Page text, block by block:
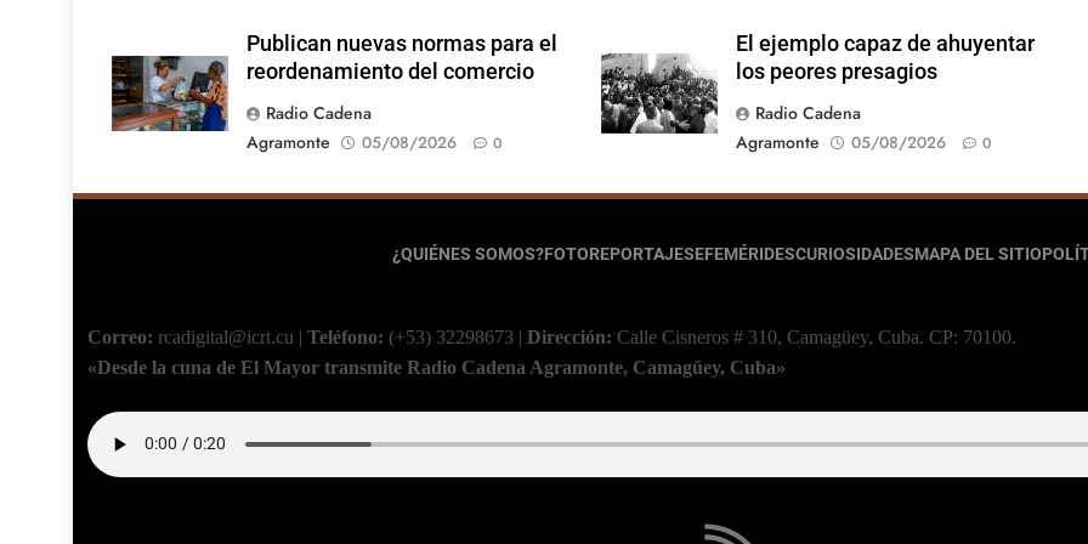
Publican nuevas normas para el
reordenamiento del comercio
Radio Cadena
Agramonte
05/08/2026 0
El ejemplo capaz de ahuyentar
los peores presagios
Radio Cadena
Agramonte
05/08/2026 0
¿QUIÉNES SOMOS?FOTOREPORTAJESEFEMÉRIDESCURIOSIDADESMAPA DEL SITIO
Correo: rcadigital@icrt.cu | Teléfono: (+53) 32298673 | Dirección: Calle Cisneros # 310, Camagüey, Cuba. CP: 70100.
«Desde la cuna de El Mayor transmite Radio Cadena Agramonte, Camagüey, Cuba»